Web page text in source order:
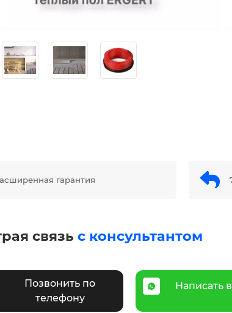
гарантия
связь с консультантом
Позвонить по
телефону
Написать